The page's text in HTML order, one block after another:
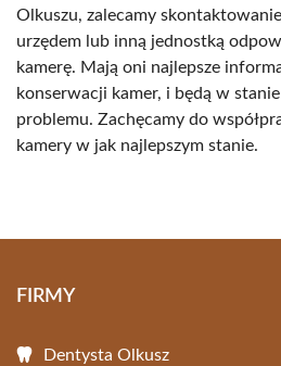
Olkuszu, zalecamy
urzędem lub inną jednostką
kamerę. Mają oni najlepsze
konserwacji kamer, i będą w
problemu. Zachęcamy do
kamery w jak najlepszym stanie.
FIRMY
Dentysta Olkusz